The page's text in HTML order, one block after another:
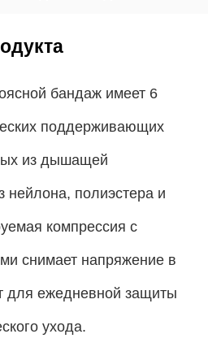
бандаж имеет 6
поддерживающих
из дышащей
нейлона, полиэстера и
компрессия с
снимает напряжение в
для ежедневной защиты
ухода.